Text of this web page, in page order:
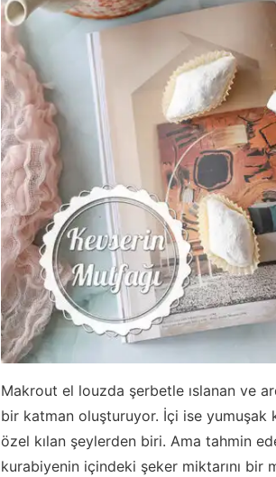
Makrout el louzda şerbetle ıslanan ve
bir katman oluşturuyor. İçi ise yumuşak
özel kılan şeylerden biri. Ama tahmin
kurabiyenin içindeki şeker miktarını bir